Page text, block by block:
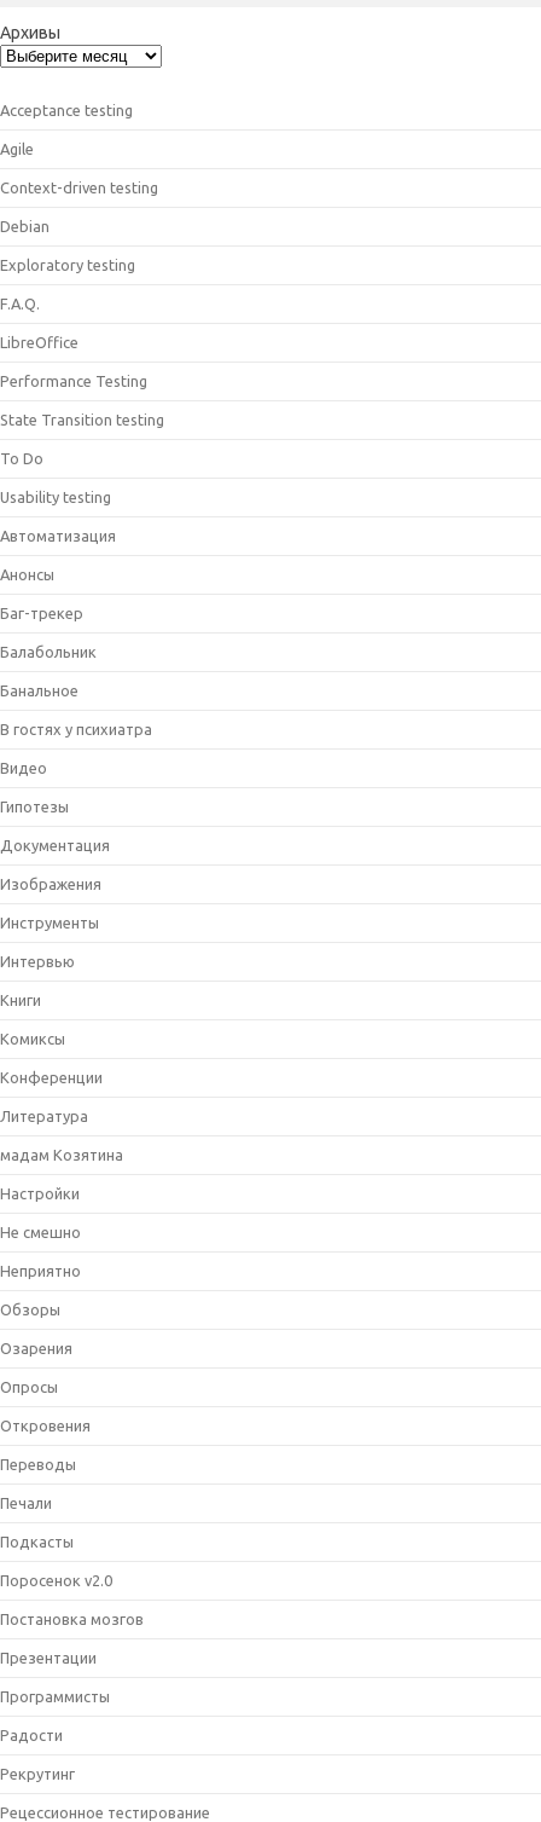
Архивы
Acceptance testing
Agile
Context-driven testing
Debian
Exploratory testing
F.A.Q.
LibreOffice
Performance Testing
State Transition testing
To Do
Usability testing
Автоматизация
Анонсы
Баг-трекер
Балабольник
Банальное
В гостях у психиатра
Видео
Гипотезы
Документация
Изображения
Инструменты
Интервью
Книги
Комиксы
Конференции
Литература
мадам Козятина
Настройки
Не смешно
Неприятно
Обзоры
Озарения
Опросы
Откровения
Переводы
Печали
Подкасты
Поросенок v2.0
Постановка мозгов
Презентации
Программисты
Радости
Рекрутинг
Рецессионное тестирование